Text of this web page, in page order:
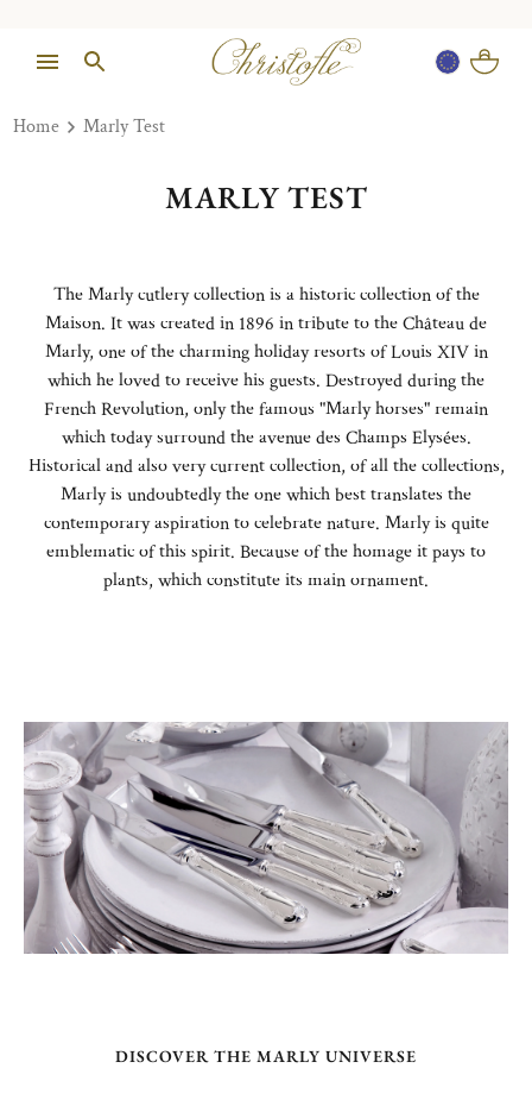
Home Marly Test
MARLY TEST
The Marly cutlery collection is a historic collection of the
Maison. It was created in 1896 in tribute to the Château de
Marly, one of the charming holiday resorts of Louis XIV in
which he loved to receive his guests. Destroyed during the
French Revolution, only the famous "Marly horses" remain
which today surround the avenue des Champs Elysées.
Historical and also very current collection, of all the collections,
Marly is undoubtedly the one which best translates the
contemporary aspiration to celebrate nature. Marly is quite
emblematic of this spirit. Because of the homage it pays to
plants, which constitute its main ornament.
DISCOVER THE MARLY UNIVERSE